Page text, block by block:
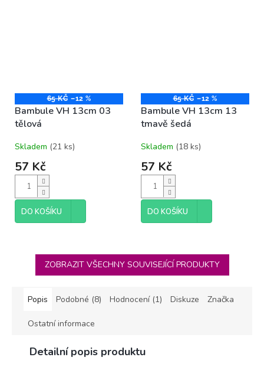
65 KČ –12 %
Bambule VH 13cm 03
tělová
Skladem (21 ks)
57 Kč
DO KOŠÍKU
65 KČ –12 %
Bambule VH 13cm 13
tmavě šedá
Skladem (18 ks)
57 Kč
DO KOŠÍKU
ZOBRAZIT VŠECHNY SOUVISEJÍCÍ PRODUKTY
Popis Podobné (8) Hodnocení (1) Diskuze Značka
Ostatní informace
Detailní popis produktu